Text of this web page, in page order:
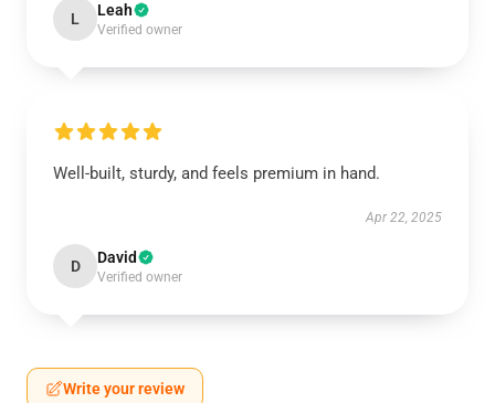
L Leah
Verified owner
Well-built, sturdy, and feels premium in hand.
Apr 22, 2025
D David
Verified owner
Write your review